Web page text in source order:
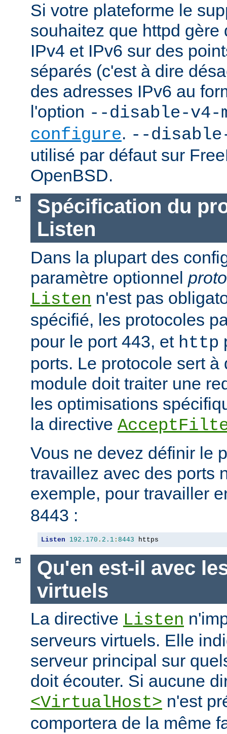
Si votre plateforme le
souhaitez que httpd gère
IPv4 et IPv6 sur des
séparés (c'est à dire
des adresses IPv6 au
l'option --disable-v4-
configure. --disable-
utilisé par défaut sur
OpenBSD.
Spécification du
Listen
Dans la plupart des
paramètre optionnel
Listen n'est pas
spécifié, les protocoles
pour le port 443, et http
ports. Le protocole sert à
module doit traiter une
les optimisations
la directive
Vous ne devez définir le
travaillez avec des ports
exemple, pour travailler
8443 :
Listen 192.170 . 2.1 : 8443 https
Qu'en est-il avec
virtuels
La directive Listen
serveurs virtuels. Elle
serveur principal sur
doit écouter. Si aucune
<VirtualHost> n'est
comportera de la même